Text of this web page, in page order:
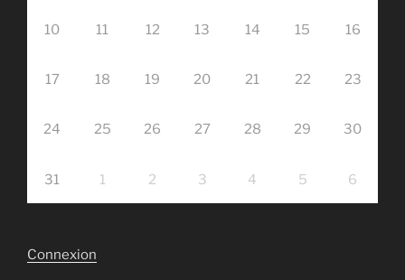
10 11 12 13 14 15 16
17 18 19 20 21 22 23
24 25 26 27 28 29 30
31 1 2 3 4 5 6
Connexion